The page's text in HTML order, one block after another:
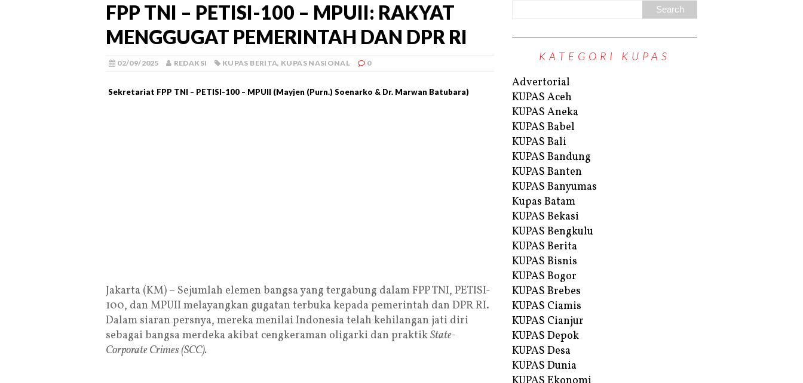
FPP TNI – PETISI-100 – MPUII: RAKYAT
MENGGUGAT PEMERINTAH DAN DPR RI
02/09/2025 REDAKSI KUPAS BERITA, KUPAS NASIONAL 0
Sekretariat FPP TNI – PETISI-100 – MPUII (Mayjen (Purn.) Soenarko & Dr. Marwan Batubara)
Jakarta (KM) – Sejumlah elemen bangsa yang tergabung dalam FPP TNI, PETISI-
100, dan MPUII melayangkan gugatan terbuka kepada pemerintah dan DPR RI.
Dalam siaran persnya, mereka menilai Indonesia telah kehilangan jati diri
sebagai bangsa merdeka akibat cengkeraman oligarki dan praktikState-
Corporate Crimes(SCC).
KATEGORI KUPAS
Advertorial
KUPAS Aceh
KUPAS Aneka
KUPAS Babel
KUPAS Bali
KUPAS Bandung
KUPAS Banten
KUPAS Banyumas
Kupas Batam
KUPAS Bekasi
KUPAS Bengkulu
KUPAS Berita
KUPAS Bisnis
KUPAS Bogor
KUPAS Brebes
KUPAS Ciamis
KUPAS Cianjur
KUPAS Depok
KUPAS Desa
KUPAS Dunia